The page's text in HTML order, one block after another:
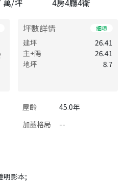
萬/坪 4房4廳4衛
坪數詳情 細項
建坪
26.41
主+陽
26.41
地坪
8.7
屋齡
45.0年
加蓋格局
--
明影本;